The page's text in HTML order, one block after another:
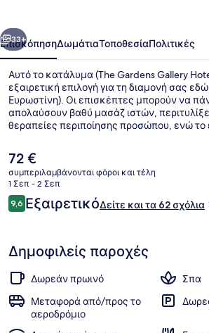
Επόμενο
33+
ΕπισκόπησηΔωμάτιαΤοποθεσίαΠολιτικές
Αυτό το κατάλυμα (The Gardens Gallery
εξαιρετική επιλογή για τη διαμονή σας
Ευρωστίνη). Οι επισκέπτες μπορούν να
απολαύσουν βαθύ μασάζ ιστών,
θεραπείες περιποίησης προσώπου, ενώ το
(πολυτελείας) προσφέρονται επίσης
μπαρ/lounge, μπαρ με σνακ/ντελικατέσεν
ταξιδιώτες το προτιμούν για τη συνολική
καταλύματος.
Η
τρέχουσα
τιμή
είναι
72 €
72 €
συμπεριλαμβάνονται φόροι και τέλη
1 Σεπ - 2 Σεπ
Σχόλια
9,69,6 στα 10
ΕξαιρετικόΔείτε και τα 62 σχόλια
Δημοφιλείς παροχές
Δωρεάν πρωινό
Σπα
Μεταφορά από/προς το
αεροδρόμιο